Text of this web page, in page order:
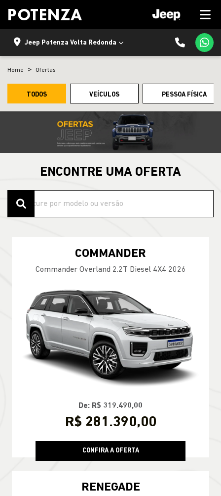
Jeep Potenza Volta Redonda
Home Ofertas
TODOS VEÍCULOS PESSOA FÍSICA
ENCONTRE UMA OFERTA
COMMANDER
Commander Overland 2.2T Diesel 4X4 2026
De: R$ 319.490,00
R$ 281.390,00
CONFIRA A OFERTA
RENEGADE